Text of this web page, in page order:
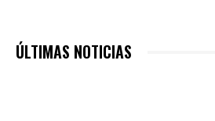
ÚLTIMAS NOTICIAS